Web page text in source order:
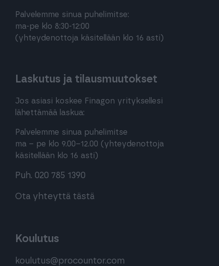
Palvelemme sinua puhelimitse:
ma-pe klo 8:30-12:00
(yhteydenottoja käsitellään klo 16 asti)
Laskutus ja tilausmuutokset
Jos asiasi koskee Finagon yrityksellesi
lähettämää laskua:
Palvelemme sinua puhelimitse
ma – pe klo 9.00–12.00 (yhteydenottoja
käsitellään klo 16 asti)
Puh. 020 785 1390
Ota yhteyttä tästä
Koulutus
koulutus@procountor.com